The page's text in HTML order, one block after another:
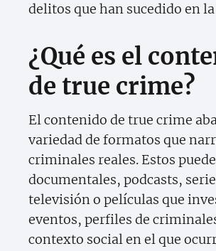
delitos que han sucedido en
¿Qué es el
de true crime?
El contenido de true crime
variedad de formatos que
criminales reales. Estos
documentales, podcasts,
televisión o películas que
eventos, perfiles de
contexto social en el que